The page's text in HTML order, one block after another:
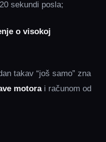
sekundi posla;
o visokoj
takav “još samo” zna
motorai računom od